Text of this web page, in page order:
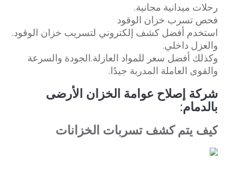
رحلات ميدانية مجانية.
فحص تسرب خزان الوقود
استخدم أفضل كشف إلكتروني لتسريب خزان الوقود.
والعزل داخلي.
وكذلك أفضل سعر للمواد العازلة.الجودة والسرعة
والقوى العاملة المدربة جيدًا.
شركة إصلاح عوامة الخزان الأرضى
بالدمام:
كيف يتم کشف تسربات الخزانات